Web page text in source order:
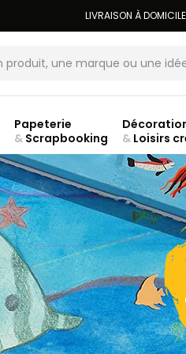
LIVRAISON À
Papeterie
&Scrapbooking
&Loisirs